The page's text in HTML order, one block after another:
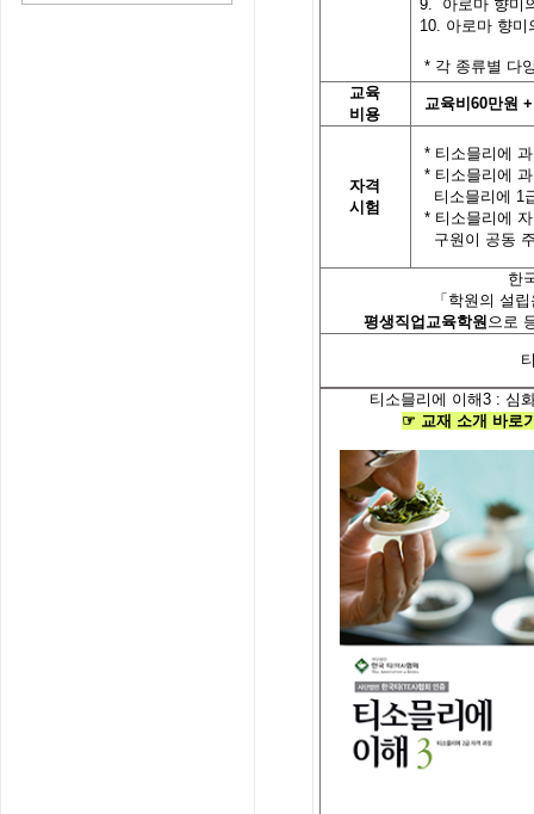
9. 아로마 향미
10. 아로마 향미
* 각 종류별 다
교육
비용
교육비 60만원 +
자격
시험
* 티소믈리에
* 티소믈리에
티소믈리에 1
* 티소믈리에
구원이 공동
한
「 학원의 설
평생직업교육학원으로
티소믈리에 이해3 : 심
☞ 교재 소개 바로